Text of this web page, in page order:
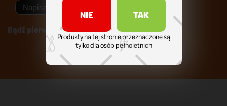
Napisz swoją opinię
Bądź pierwszym który napisze recenzję !
NIE TAK
Produkty na tej stronie przeznaczone są
tylko dla osób pełnoletnich